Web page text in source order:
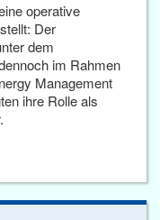
operative
Der
dem
im Rahmen
Management
ihre Rolle als